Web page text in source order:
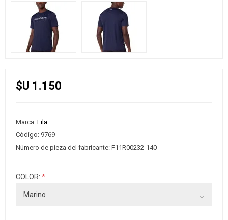
$U 1.150
Marca: Fila
Código: 9769
Número de pieza del fabricante: F11R00232-140
COLOR: *